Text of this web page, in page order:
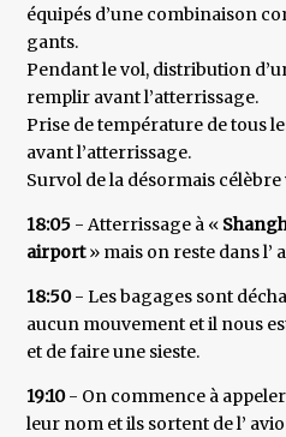
équipés d’une combinaison
gants.
Pendant le vol, distribution
remplir avant l’atterrissage.
Prise de température de tous
avant l’atterrissage.
Survol de la désormais
18:05 - Atterrissage à «
airport» mais on reste dans l’
18:50- Les bagages sont
aucun mouvement et il nous
et de faire une sieste.
19:10- On commence à
leur nom et ils sortent de l’